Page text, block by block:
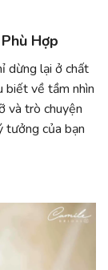
Hợp
dừng lại ở chất
biết về tầm nhìn
và trò chuyện
tưởng của bạn